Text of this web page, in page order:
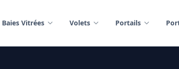
Baies Vitrées Volets Portails